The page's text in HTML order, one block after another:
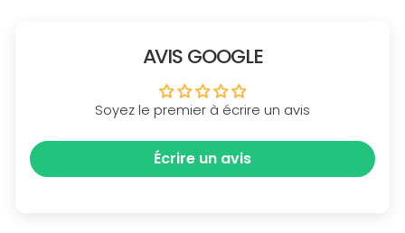
AVIS GOOGLE
Soyez le premier à écrire un avis
Écrire un avis